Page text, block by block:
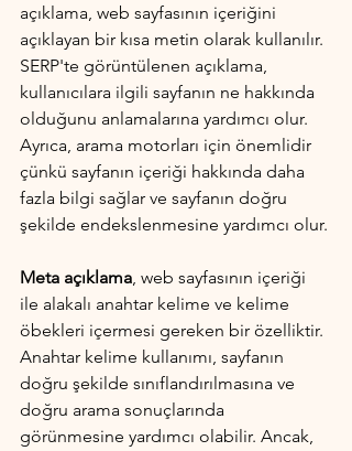
açıklama, web sayfasının içeriğini
açıklayan bir kısa metin olarak kullanılır.
SERP'te görüntülenen açıklama,
kullanıcılara ilgili sayfanın ne hakkında
olduğunu anlamalarına yardımcı olur.
Ayrıca, arama motorları için önemlidir
çünkü sayfanın içeriği hakkında daha
fazla bilgi sağlar ve sayfanın doğru
şekilde endekslenmesine yardımcı olur.
Meta açıklama, web sayfasının içeriği
ile alakalı anahtar kelime ve kelime
öbekleri içermesi gereken bir özelliktir.
Anahtar kelime kullanımı, sayfanın
doğru şekilde sınıflandırılmasına ve
doğru arama sonuçlarında
görünmesine yardımcı olabilir. Ancak,